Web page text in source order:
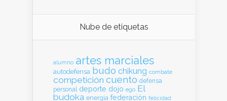
Nube de etiquetas
alumno artes marciales
autodefensa budo chikung combate
competición cuento defensa
personal deporte dojo ego El
budoka energia federación felicidad